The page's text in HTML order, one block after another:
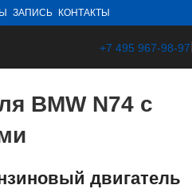
ЗАПИСЬ КОНТАКТЫ
+7 495 967-98-97
BMW N74 с
двигатель